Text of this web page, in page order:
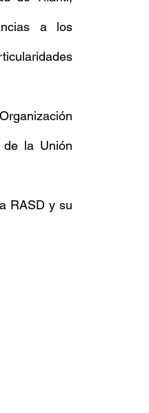
a los
de la Unión
RASD y su